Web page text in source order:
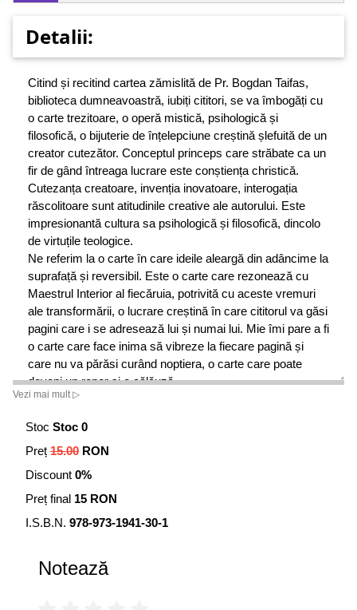
Detalii:
Citind și recitind cartea zămislită de Pr. Bogdan Taifas,
biblioteca dumneavoastră, iubiți cititori, se va îmbogăți cu
o carte trezitoare, o operă mistică, psihologică și
filosofică, o bijuterie de înțelepciune creștină șlefuită de un
creator cutezător. Conceptul princeps care străbate ca un
fir de gând întreaga lucrare este conștiența christică.
Cutezanța creatoare, invenția inovatoare, interogația
răscolitoare sunt atitudinile creative ale autorului. Este
impresionantă cultura sa psihologică și filosofică, dincolo
de virtuțile teologice.
Ne referim la o carte în care ideile aleargă din adâncime la
suprafață și reversibil. Este o carte care rezonează cu
Maestrul Interior al fiecăruia, potrivită cu aceste vremuri
ale transformării, o lucrare creștină în care cititorul va găsi
pagini care i se adresează lui și numai lui. Mie îmi pare a fi
o carte care face inima să vibreze la fiecare pagină și
care nu va părăsi curând noptiera, o carte care poate
deveni un reper și o călăuză.
Cu talent literar-artistic, autorul ne convinge, după ample
calea primordială a vieții creștine, este călăuză sigură
spre cunoașterea Sinelui. Sinele este Împărăția cerurilor.
Vezi mai mult ▷
Stoc Stoc 0
Preț 15.00 RON
Discount 0%
Preț final 15 RON
I.S.B.N. 978-973-1941-30-1
Notează